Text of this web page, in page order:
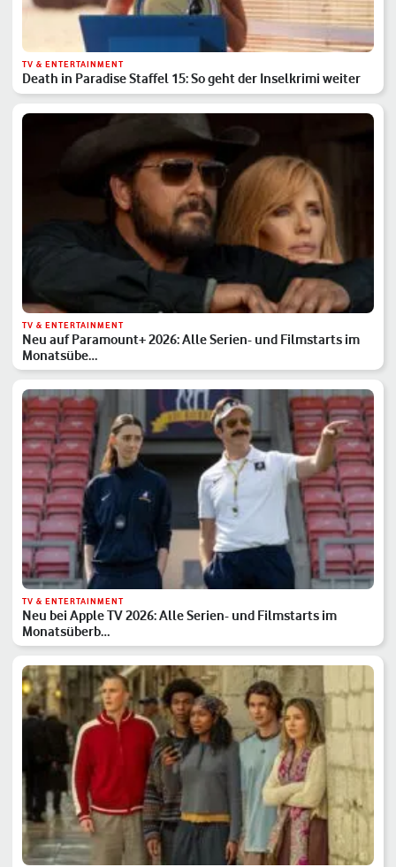
TV & ENTERTAINMENT
Death in Paradise Staffel 15: So geht der Inselkrimi weiter
TV & ENTERTAINMENT
Neu auf Paramount+ 2026: Alle Serien- und Filmstarts im
Monatsübe…
TV & ENTERTAINMENT
Neu bei Apple TV 2026: Alle Serien- und Filmstarts im
Monatsüberb…